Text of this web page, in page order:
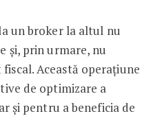
un broker la altul nu
și, prin urmare, nu
Această operațiune
de optimizare a
și pentru a beneficia de